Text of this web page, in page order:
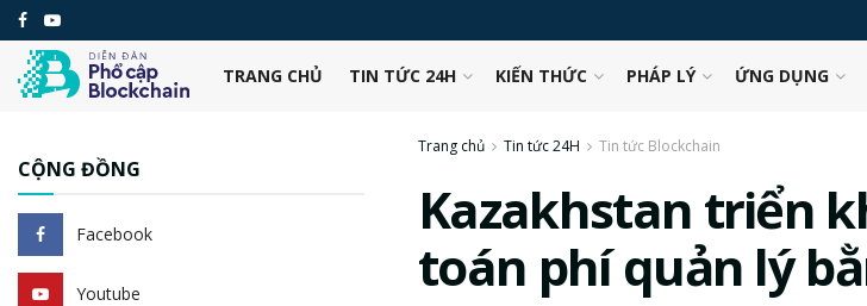
TRANG CHỦ TIN TỨC 24H KIẾN THỨC PHÁP LÝ ỨNG DỤNG
Trang chủ Tin tức 24H Tin tức Blockchain
Kazakhstan triển
toán phí quản lý
CỘNG ĐỒNG
Facebook
Youtube